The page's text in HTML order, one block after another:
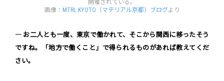
開催されている。
画像： MTRL KYOTO（マテリアル京都）ブログより
― お二人とも一度、東京で働かれて、そこから関西に移ったそう
ですね。「地方で働くこと」で得られるものがあれば教えてくだ
さい。